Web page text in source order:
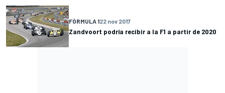
FÓRMULA 122 nov 2017
Zandvoort podría recibir a la F1 a partir de 2020